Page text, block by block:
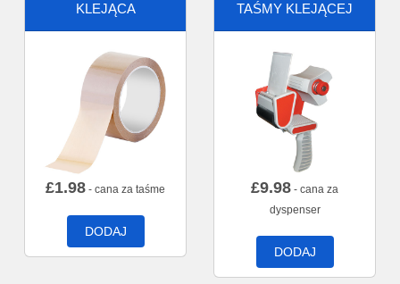
KLEJĄCA
£1.98 - cana za taśme
DODAJ
TAŚMY KLEJĄCEJ
£9.98 - cana za
dyspenser
DODAJ